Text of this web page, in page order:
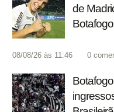
de
Botafogo
08/08/26 às 11:46 0